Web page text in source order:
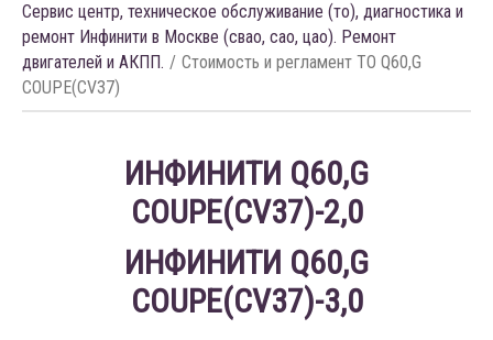
Сервис центр, техническое обслуживание (то), диагностика и
ремонт Инфинити в Москве (свао, сао, цао). Ремонт
двигателей и АКПП.
Стоимость и регламент ТО Q60,G
COUPE(CV37)
ИНФИНИТИ Q60,G
COUPE(CV37)-2,0
ИНФИНИТИ Q60,G
COUPE(CV37)-3,0